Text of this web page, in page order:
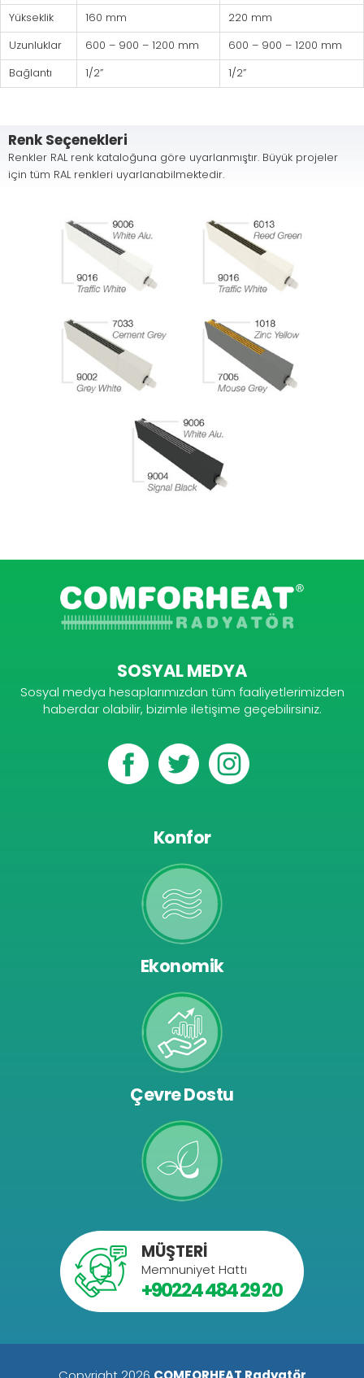
Yükseklik
160 mm
220 mm
Uzunluklar
600 – 900 – 1200 mm
600 – 900 – 1200 mm
Bağlantı
1/2” 1/2”
Renk Seçenekleri
Renkler RAL renk kataloğuna göre uyarlanmıştır. Büyük projeler
için tüm RAL renkleri uyarlanabilmektedir.
SOSYAL MEDYA
Sosyal medya hesaplarımızdan tüm faaliyetlerimizden
haberdar olabilir, bizimle iletişime geçebilirsiniz.
Konfor
Ekonomik
Çevre Dostu
MÜŞTERİ
Memnuniyet Hattı
+90224 484 29 20